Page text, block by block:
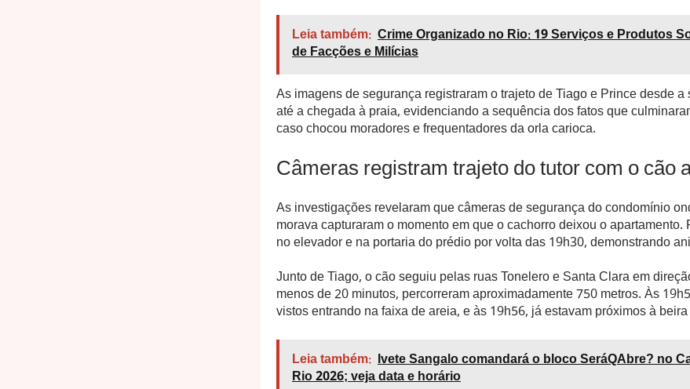
Leia também: Crime Organizado no Rio: 19 Serviços e Produtos
de Facções e Milícias
As imagens de segurança registraram o trajeto de Tiago e Prince desde
até a chegada à praia, evidenciando a sequência dos fatos que
caso chocou moradores e frequentadores da orla carioca.
Câmeras registram trajeto do tutor com o cão
As investigações revelaram que câmeras de segurança do condomínio
morava capturaram o momento em que o cachorro deixou o apartamento.
no elevador e na portaria do prédio por volta das 19h30, demonstrando
Junto de Tiago, o cão seguiu pelas ruas Tonelero e Santa Clara em
menos de 20 minutos, percorreram aproximadamente 750 metros. Às
vistos entrando na faixa de areia, e às 19h56, já estavam próximos à
Leia também: Ivete Sangalo comandará o bloco SeráQAbre? no
Rio 2026; veja data e horário